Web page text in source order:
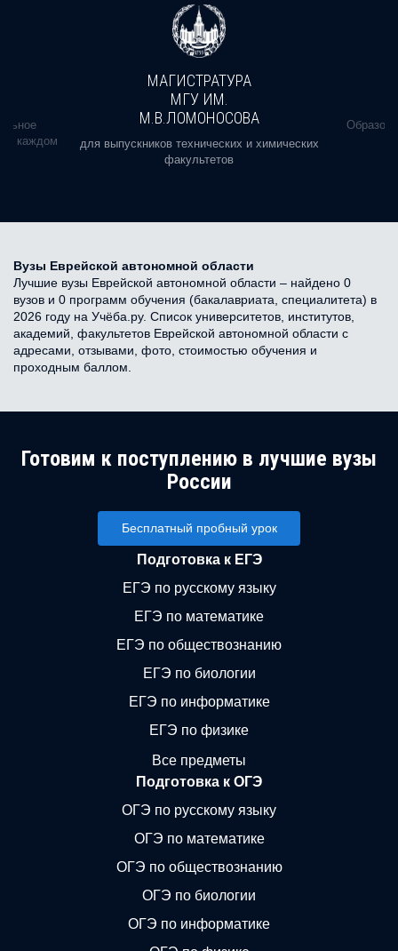
в каждом
МАГИСТРАТУРА
МГУ ИМ.
М.В.ЛОМОНОСОВА
для выпускников технических и химических
факультетов
Вузы Еврейской автономной области
Лучшие вузы Еврейской автономной области – найдено 0
вузов и 0 программ обучения (бакалавриата, специалитета) в
2026 году на Учёба.ру. Список университетов, институтов,
академий, факультетов Еврейской автономной области с
адресами, отзывами, фото, стоимостью обучения и
проходным баллом.
Готовим к поступлению в лучшие вузы
России
Бесплатный пробный урок
Подготовка к ЕГЭ
ЕГЭ по русскому языку
ЕГЭ по математике
ЕГЭ по обществознанию
ЕГЭ по биологии
ЕГЭ по информатике
ЕГЭ по физике
Все предметы
Подготовка к ОГЭ
ОГЭ по русскому языку
ОГЭ по математике
ОГЭ по обществознанию
ОГЭ по биологии
ОГЭ по информатике